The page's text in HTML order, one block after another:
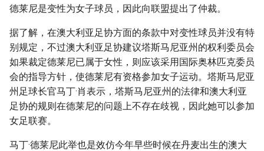
德莱尼是变性为女子球员，因此向联盟提出了仲裁。
据了解，在澳大利亚足协方面的条款中对变性球员并没有特
别规定，不过澳大利亚足协建议塔斯马尼亚州的权利委员会
如果裁定德莱尼已属于女性，则应该采用国际奥林匹克委员
会的指导方针，使德莱尼有资格参加女子运动。塔斯马尼亚
州足球长官马丁·肖表示，塔斯马尼亚州的法律和澳大利亚
足协的规则在德莱尼的问题上不存在歧视，因此她可以参加
女足联赛。
马丁·德莱尼此举也是效仿今年早些时候在丹麦出生的澳大